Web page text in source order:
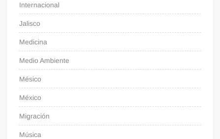
Internacional
Jalisco
Medicina
Medio Ambiente
Mésico
México
Migración
Música